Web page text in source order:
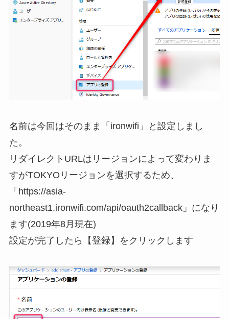
名前は今回はそのまま「ironwifi」と設定しまし
た。
リダイレクトURLはリージョンによって変わりま
すがTOKYOリージョンを選択するため、
「https://asia-
northeast1.ironwifi.com/api/oauth2callback」になり
ます(2019年8月現在)
設定が完了したら【登録】をクリックします